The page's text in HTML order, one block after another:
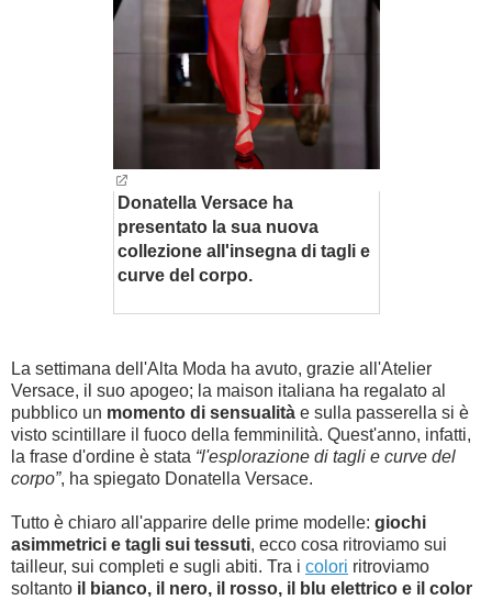
Donatella Versace ha
presentato la sua nuova
collezione all'insegna di tagli e
curve del corpo.
La settimana dell'Alta Moda ha avuto, grazie all'Atelier
Versace, il suo apogeo; la maison italiana ha regalato al
pubblico un momento di sensualità e sulla passerella si è
visto scintillare il fuoco della femminilità. Quest'anno, infatti,
la frase d'ordine è stata “l'esplorazione di tagli e curve del
corpo”, ha spiegato Donatella Versace.
Tutto è chiaro all'apparire delle prime modelle: giochi
asimmetrici e tagli sui tessuti, ecco cosa ritroviamo sui
tailleur, sui completi e sugli abiti. Tra i colori ritroviamo
soltanto il bianco, il nero, il rosso, il blu elettrico e il color